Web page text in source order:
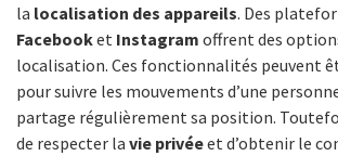
la localisation des appareils. Des
Facebooket Instagram offrent des
localisation. Ces fonctionnalités peuvent
pour suivre les mouvements d’une
partage régulièrement sa position.
de respecter la vie privéeet d’obtenir le